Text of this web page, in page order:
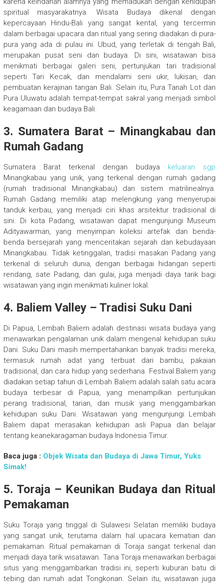
spiritual masyarakatnya. Wisata Budaya dikenal dengan
kepercayaan Hindu-Bali yang sangat kental, yang tercermin
dalam berbagai upacara dan ritual yang sering diadakan di pura-
pura yang ada di pulau ini. Ubud, yang terletak di tengah Bali,
merupakan pusat seni dan budaya. Di sini, wisatawan bisa
menikmati berbagai galeri seni, pertunjukan tari tradisional
seperti Tari Kecak, dan mendalami seni ukir, lukisan, dan
pembuatan kerajinan tangan Bali. Selain itu, Pura Tanah Lot dan
Pura Uluwatu adalah tempat-tempat sakral yang menjadi simbol
keagamaan dan budaya Bali.
3. Sumatera Barat – Minangkabau dan
Rumah Gadang
Sumatera Barat terkenal dengan budaya keluaran sgp
Minangkabau yang unik, yang terkenal dengan rumah gadang
(rumah tradisional Minangkabau) dan sistem matrilinealnya.
Rumah Gadang memiliki atap melengkung yang menyerupai
tanduk kerbau, yang menjadi ciri khas arsitektur tradisional di
sini. Di kota Padang, wisatawan dapat mengunjungi Museum
Adityawarman, yang menyimpan koleksi artefak dan benda-
benda bersejarah yang menceritakan sejarah dan kebudayaan
Minangkabau. Tidak ketinggalan, tradisi masakan Padang yang
terkenal di seluruh dunia, dengan berbagai hidangan seperti
rendang, sate Padang, dan gulai, juga menjadi daya tarik bagi
wisatawan yang ingin menikmati kuliner lokal.
4. Baliem Valley – Tradisi Suku Dani
Di Papua, Lembah Baliem adalah destinasi wisata budaya yang
menawarkan pengalaman unik dalam mengenal kehidupan suku
Dani. Suku Dani masih mempertahankan banyak tradisi mereka,
termasuk rumah adat yang terbuat dari bambu, pakaian
tradisional, dan cara hidup yang sederhana. Festival Baliem yang
diadakan setiap tahun di Lembah Baliem adalah salah satu acara
budaya terbesar di Papua, yang menampilkan pertunjukan
perang tradisional, tarian, dan musik yang menggambarkan
kehidupan suku Dani. Wisatawan yang mengunjungi Lembah
Baliem dapat merasakan kehidupan asli Papua dan belajar
tentang keanekaragaman budaya Indonesia Timur.
Baca juga : Objek Wisata dan Budaya di Jawa Timur, Yuks
Simak!
5. Toraja – Keunikan Budaya dan Ritual
Pemakaman
Suku Toraja yang tinggal di Sulawesi Selatan memiliki budaya
yang sangat unik, terutama dalam hal upacara kematian dan
pemakaman. Ritual pemakaman di Toraja sangat terkenal dan
menjadi daya tarik wisatawan. Tana Toraja menawarkan berbagai
situs yang menggambarkan tradisi ini, seperti kuburan batu di
tebing dan rumah adat Tongkonan. Selain itu, wisatawan juga